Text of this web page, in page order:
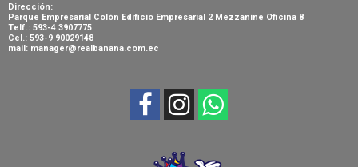
Dirección:
Parque Empresarial Colón Edificio Empresarial 2 Mezzanine Oficina 8
Telf.: 593-4 3907775
Cel.: 593-9 90029148
mail: manager@realbanana.com.ec